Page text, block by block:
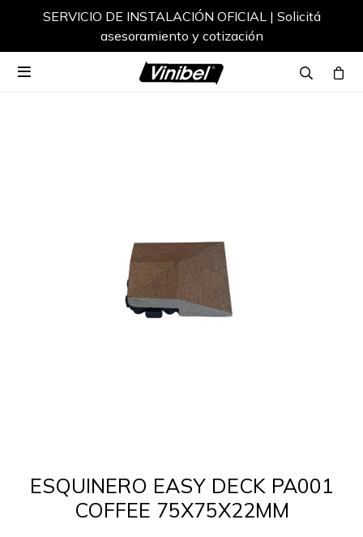
SERVICIO DE INSTALACIÓN OFICIAL | Solicitá
asesoramiento y cotización

ESQUINERO EASY DECK PA001
COFFEE 75X75X22MM